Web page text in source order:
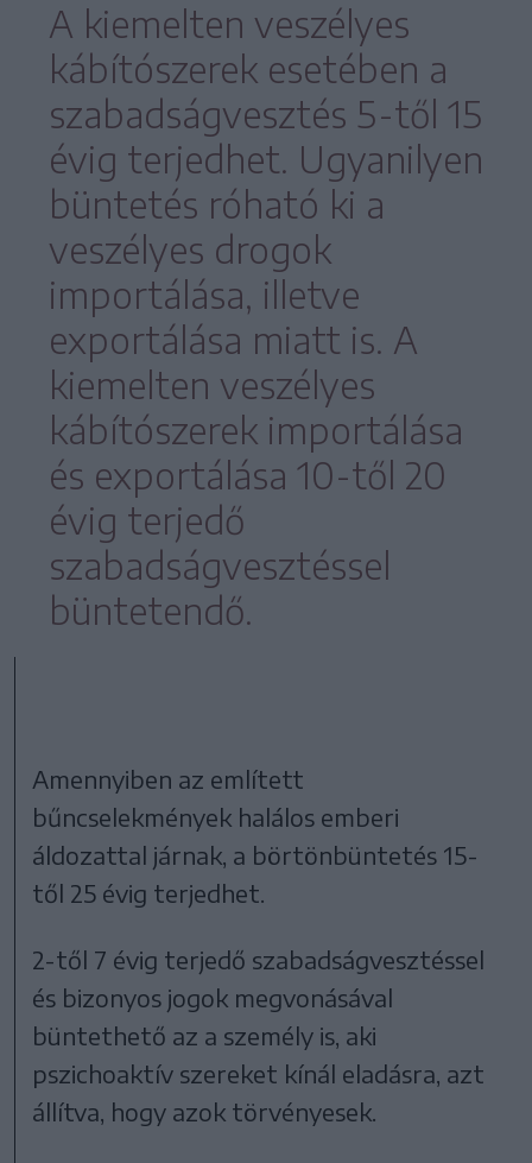
A kiemelten veszélyes
kábítószerek esetében a
szabadságvesztés 5-től 15
évig terjedhet. Ugyanilyen
büntetés róható ki a
veszélyes drogok
importálása, illetve
exportálása miatt is. A
kiemelten veszélyes
kábítószerek importálása
és exportálása 10-től 20
évig terjedő
szabadságvesztéssel
büntetendő.
Amennyiben az említett
bűncselekmények halálos emberi
áldozattal járnak, a börtönbüntetés 15-
től 25 évig terjedhet.
2-től 7 évig terjedő szabadságvesztéssel
és bizonyos jogok megvonásával
büntethető az a személy is, aki
pszichoaktív szereket kínál eladásra, azt
állítva, hogy azok törvényesek.